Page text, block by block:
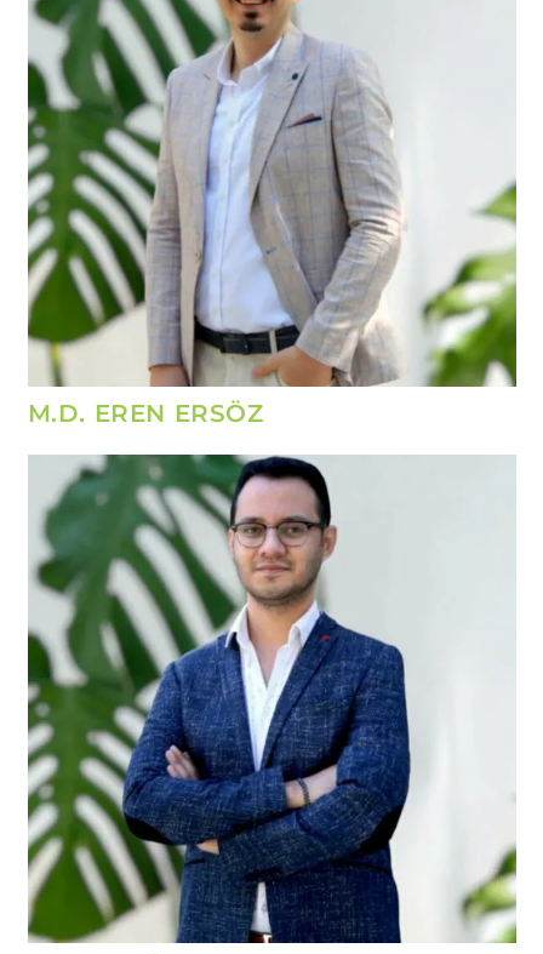
M.D. EREN ERSÖZ